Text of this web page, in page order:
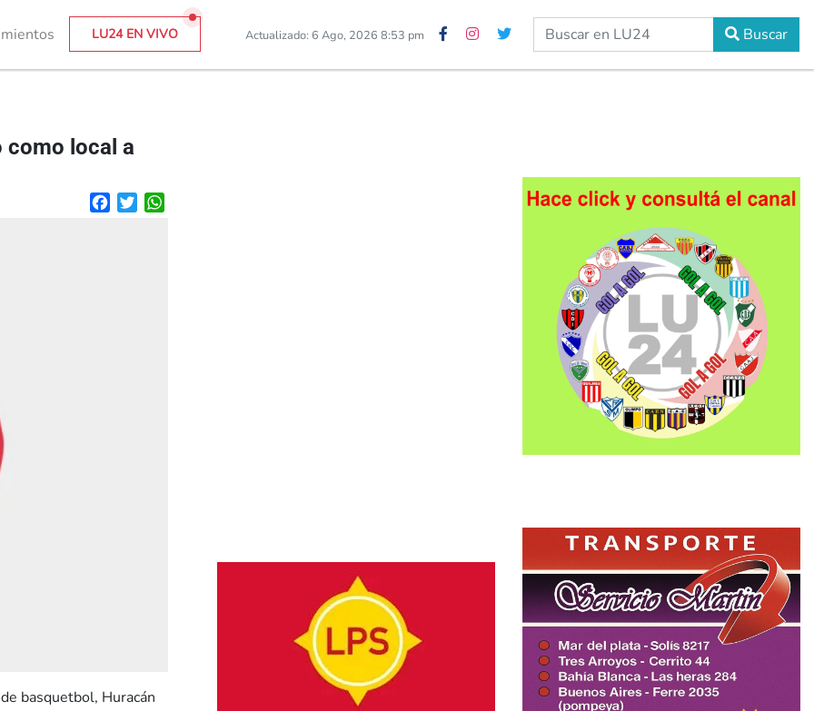
LU24 EN VIVO Actualizado: 6 Ago, 2026 8:53 pm Buscar
como local a
FacebookTwitter
basquetbol, Huracán